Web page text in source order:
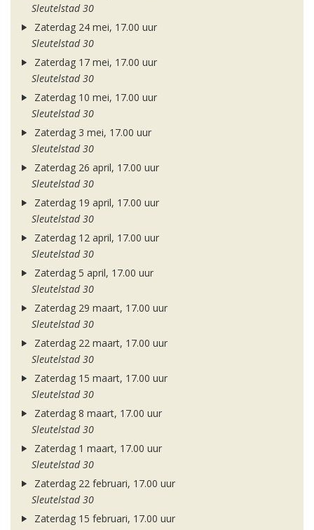
Sleutelstad 30
Zaterdag 24 mei, 17.00 uur
Sleutelstad 30
Zaterdag 17 mei, 17.00 uur
Sleutelstad 30
Zaterdag 10 mei, 17.00 uur
Sleutelstad 30
Zaterdag 3 mei, 17.00 uur
Sleutelstad 30
Zaterdag 26 april, 17.00 uur
Sleutelstad 30
Zaterdag 19 april, 17.00 uur
Sleutelstad 30
Zaterdag 12 april, 17.00 uur
Sleutelstad 30
Zaterdag 5 april, 17.00 uur
Sleutelstad 30
Zaterdag 29 maart, 17.00 uur
Sleutelstad 30
Zaterdag 22 maart, 17.00 uur
Sleutelstad 30
Zaterdag 15 maart, 17.00 uur
Sleutelstad 30
Zaterdag 8 maart, 17.00 uur
Sleutelstad 30
Zaterdag 1 maart, 17.00 uur
Sleutelstad 30
Zaterdag 22 februari, 17.00 uur
Sleutelstad 30
Zaterdag 15 februari, 17.00 uur